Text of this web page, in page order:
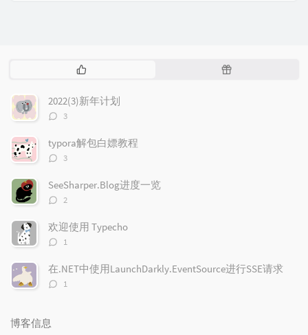
文
随
2022(3)新年计划
评
数：
3
typora解包白嫖教程
评
数：
3
SeeSharper.Blog进度一览
评
数：
2
欢迎使用 Typecho
评
数：
1
在.NET中使用LaunchDarkly.EventSource进行SSE请求
评1
博客信息